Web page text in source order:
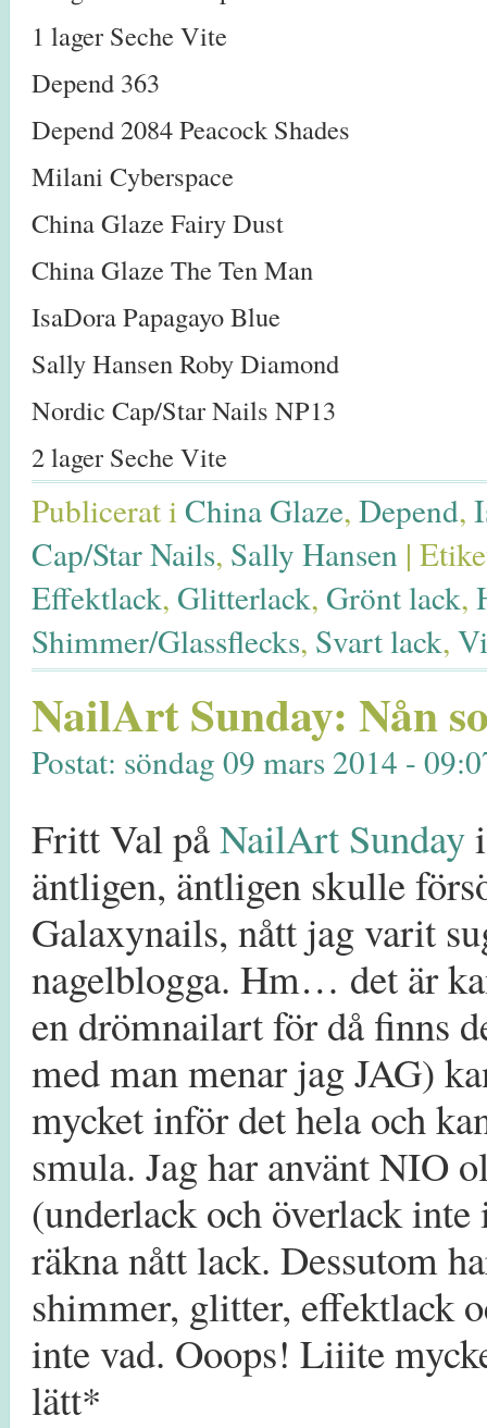
1 lager Seche Vite
Depend 363
Depend 2084 Peacock Shades
Milani Cyberspace
China Glaze Fairy Dust
China Glaze The Ten Man
IsaDora Papagayo Blue
Sally Hansen Roby Diamond
Nordic Cap/Star Nails NP13
2 lager Seche Vite
Publicerat iChina Glaze, Depend,
Cap/Star Nails, Sally Hansen |
Effektlack, Glitterlack, Grönt lack,
Shimmer/Glassflecks, Svart lack,
NailArt Sunday: Nån
Postat: söndag 09 mars 2014 -
Fritt Val påNailArt Sunday
äntligen, äntligen skulle
Galaxynails, nått jag varit
nagelblogga. Hm… det är
en drömnailart för då finns
med man menar jag JAG)
mycket inför det hela och
smula. Jag har använt NIO
(underlack och överlack
räkna nått lack. Dessutom
shimmer, glitter, effektlack
inte vad. Ooops! Liiite
lätt*